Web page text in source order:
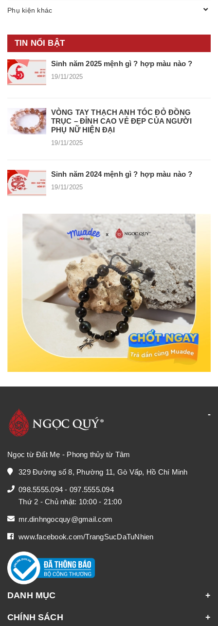
Phụ kiện khác
TIN NỔI BẬT
Sinh năm 2025 mệnh gì ? hợp màu nào ?
19/11/2025
VÒNG TAY THẠCH ANH TÓC ĐỎ ĐỒNG
TRỤC – ĐỈNH CAO VẺ ĐẸP CỦA NGƯỜI
PHỤ NỮ HIỆN ĐẠI
19/11/2025
Sinh năm 2024 mệnh gì ? hợp màu nào ?
19/11/2025
Ngọc từ Đất Mẹ - Phong thủy từ Tâm
329 Đường số 8, Phường 11, Gò Vấp, Hồ Chí Minh
098.5555.094 - 097.5555.094
Thứ 2 - Chủ nhật: 10:00 - 21:00
mr.dinhngocquy@gmail.com
www.facebook.com/TrangSucDaTuNhien
DANH MỤC
CHÍNH SÁCH